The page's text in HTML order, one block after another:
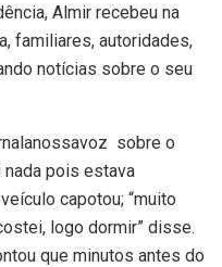
Almir recebeu na
familiares, autoridades,
notícias sobre o seu
sobre o
pois estava
capotou; “muito
logo dormir” disse.
que minutos antes do